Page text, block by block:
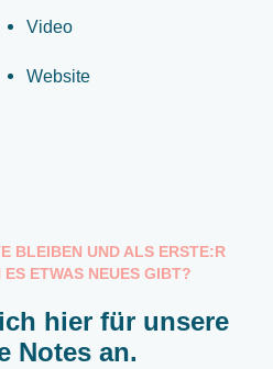
Video
Website
BLEIBEN UND ALS ERSTE:R
ES ETWAS NEUES GIBT?
hier für unsere
Notes an.